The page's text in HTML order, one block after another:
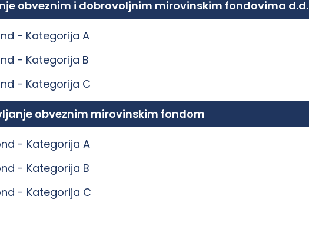
obveznim i dobrovoljnim mirovinskim fondovima d.d.
- Kategorija A
- Kategorija B
- Kategorija C
obveznim mirovinskim fondom
- Kategorija A
- Kategorija B
- Kategorija C